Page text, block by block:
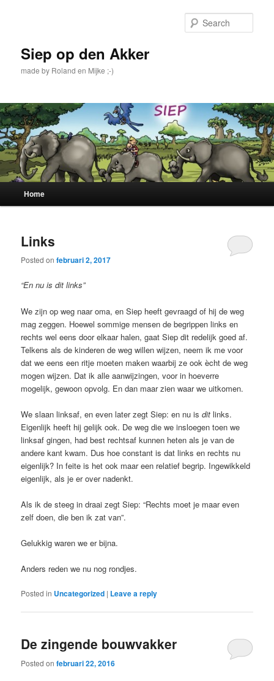
Siep op den Akker
made by Roland en Mijke ;-)
Home
Links
Posted onfebruari 2, 2017
“En nu is dit links”
We zijn op weg naar oma, en Siep heeft gevraagd of hij de weg
mag zeggen. Hoewel sommige mensen de begrippen links en
rechts wel eens door elkaar halen, gaat Siep dit redelijk goed af.
Telkens als de kinderen de weg willen wijzen, neem ik me voor
dat we eens een ritje moeten maken waarbij ze ook ècht de weg
mogen wijzen. Dat ik alle aanwijzingen, voor in hoeverre
mogelijk, gewoon opvolg. En dan maar zien waar we uitkomen.
We slaan linksaf, en even later zegt Siep: en nu isdit links.
Eigenlijk heeft hij gelijk ook. De weg die we insloegen toen we
linksaf gingen, had best rechtsaf kunnen heten als je van de
andere kant kwam. Dus hoe constant is dat links en rechts nu
eigenlijk? In feite is het ook maar een relatief begrip. Ingewikkeld
eigenlijk, als je er over nadenkt.
Als ik de steeg in draai zegt Siep: “Rechts moet je maar even
zelf doen, die ben ik zat van”.
Gelukkig waren we er bijna.
Anders reden we nu nog rondjes.
Posted in Uncategorized | Leave a reply
De zingende bouwvakker
Posted onfebruari 22, 2016